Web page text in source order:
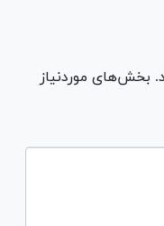
بخش‌های موردنیاز